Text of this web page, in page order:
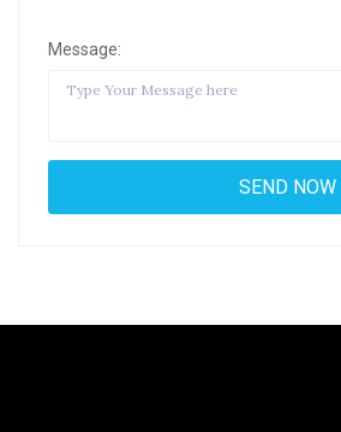
Message: